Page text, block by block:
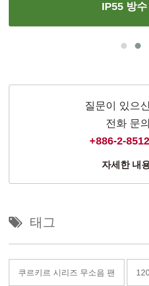
IP55 방수
질문이 있으
전화 문
+886-2-
자세한 내
태그
쿠르키르 시리즈 무소음 팬